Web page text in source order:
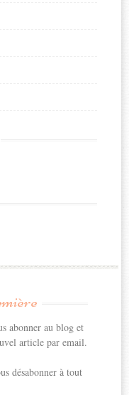
abonner au blog et
article par email.
désabonner à tout